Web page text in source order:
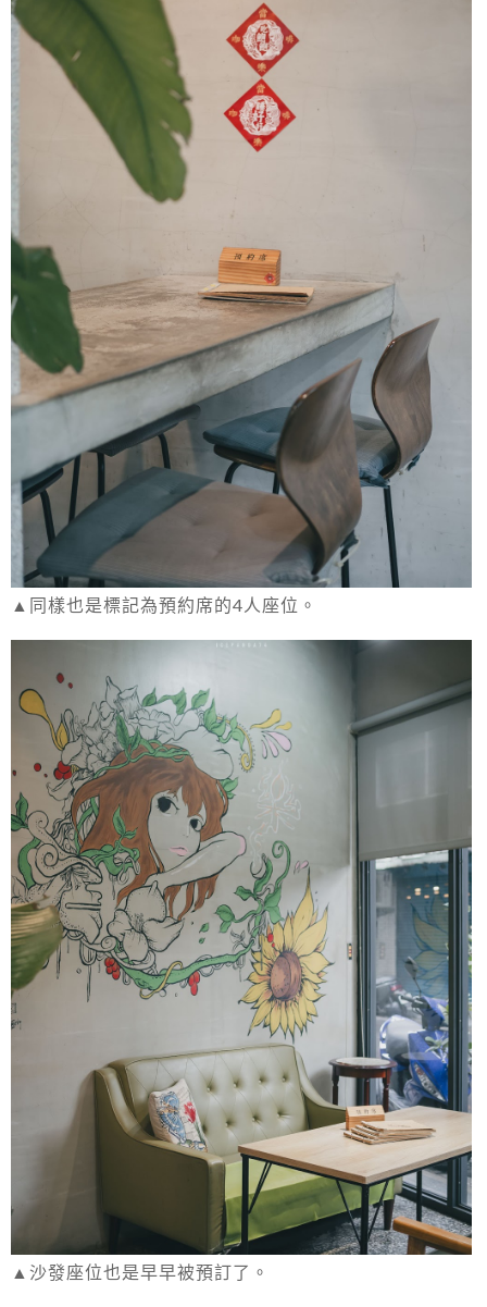
▲同樣也是標記為預約席的4人座位。
▲沙發座位也是早早被預訂了。